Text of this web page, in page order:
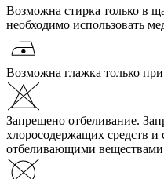
Возможна стирка только в
необходимо использовать
Возможна глажка только
Запрещено отбеливание.
хлоросодержащих средств
отбеливающими